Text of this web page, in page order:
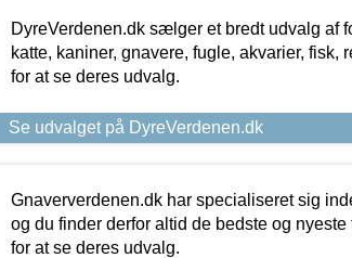
DyreVerdenen.dk sælger et bredt udvalg af
katte, kaniner, gnavere, fugle, akvarier, fisk,
for at se deres udvalg.
Se udvalget på DyreVerdenen.dk
Gnaververdenen.dk har specialiseret sig
og du finder derfor altid de bedste og
for at se deres udvalg.